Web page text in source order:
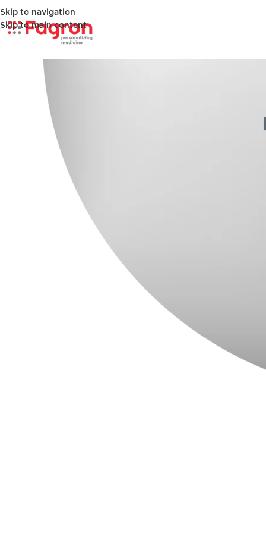
Skip to navigation
Skip to main content